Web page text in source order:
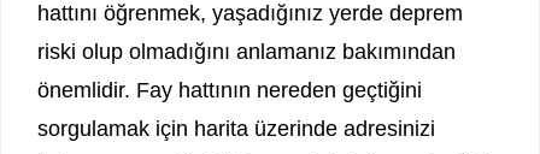
hattını öğrenmek, yaşadığınız yerde deprem
riski olup olmadığını anlamanız bakımından
önemlidir. Fay hattının nereden geçtiğini
sorgulamak için harita üzerinde adresinizi